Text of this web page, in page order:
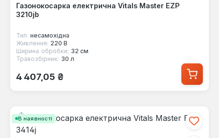
Газонокосарка електрична Vitals Master EZP
3210jb
Тип: несамохідна
Живлення: 220 В
Ширина обробки: 32 см
Травозбірник: 30 л
Звичайна ціна:
4 407,05 ₴
В наявності